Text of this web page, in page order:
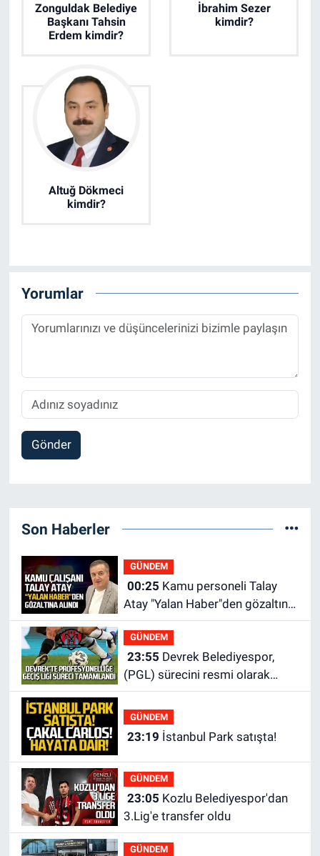
Zonguldak Belediye
Başkanı Tahsin
Erdem kimdir?
İbrahim Sezer
kimdir?
Altuğ Dökmeci
kimdir?
Yorumlar
Gönder
Son Haberler
GÜNDEM
00:25
Atay "Yalan Haber"den gözaltına
alındı
GÜNDEM
23:55
(PGL) sürecini resmi olarak
tamamladı
GÜNDEM
23:19 İstanbul Park satışta!
GÜNDEM
23:05
3.Lig'e transfer oldu
GÜNDEM